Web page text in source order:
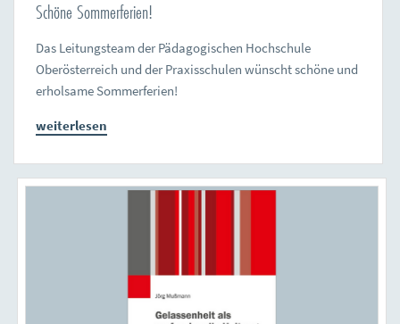
Schöne Sommerferien!
Das Leitungsteam der Pädagogischen Hochschule
Oberösterreich und der Praxisschulen wünscht schöne und
erholsame Sommerferien!
weiterlesen